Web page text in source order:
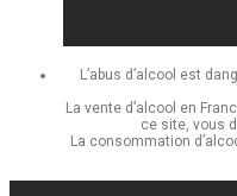
L’abus d’alcool est
La vente d’alcool en
ce site, vous
La consommation